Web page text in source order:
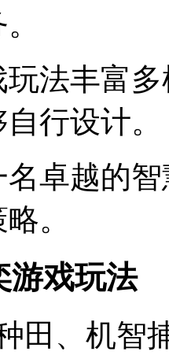
玩法丰富
行设计。
卓越的
。
游戏玩法
田、机智